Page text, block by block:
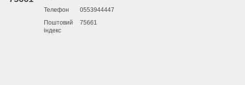
Телефон
0553944447
Поштовий
індекс
75661